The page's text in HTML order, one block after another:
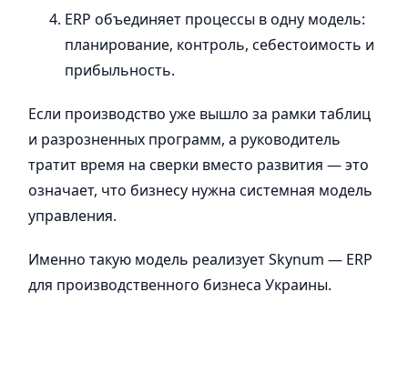
ERP объединяет процессы в одну модель:
планирование, контроль, себестоимость и
прибыльность.
Если производство уже вышло за рамки таблиц
и разрозненных программ, а руководитель
тратит время на сверки вместо развития — это
означает, что бизнесу нужна системная модель
управления.
Именно такую модель реализует Skynum — ERP
для производственного бизнеса Украины.